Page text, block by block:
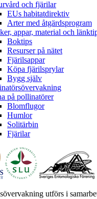
och fjärilar
EUs habitatdirektiv
Arter med åtgärdsprogram
appar, material och
Boktips
Resurser på nätet
Fjärilsappar
Köpa fjärilsprylar
Bygg själv
på pollinatörer
Blomflugor
Humlor
Solitärbin
Fjärilar
utförs i